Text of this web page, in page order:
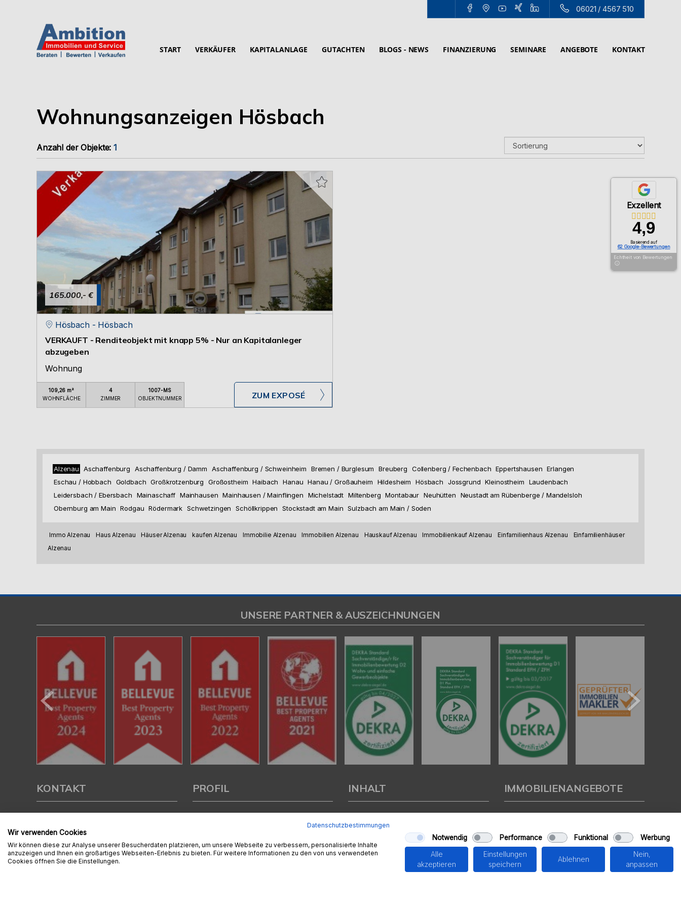
06021 / 4567 510
START VERKÄUFER KAPITALANLAGE GUTACHTEN BLOGS - NEWS FINANZIERUNG SEMINARE ANGEBOTE KONTAKT
Wohnungsanzeigen Hösbach
Anzahl derObjekte:1
165.000,- €
Hösbach - Hösbach
VERKAUFT - Renditeobjekt mit knapp 5% - Nur an Kapitalanleger
abzugeben
Wohnung
109,26 m²
WOHNFLÄCHE
4
ZIMMER
1007-MS
OBJEKTNUMMER
ZUM EXPOSÉ
Alzenau Aschaffenburg Aschaffenburg / Damm Aschaffenburg / Schweinheim Bremen / Burglesum Breuberg Collenberg / Fechenbach Eppertshausen Erlangen
Eschau / Hobbach
Goldbach Großkrotzenburg Großostheim Haibach Hanau Hanau / Großauheim Hildesheim Hösbach Jossgrund Kleinostheim
Laudenbach
Leidersbach / Ebersbach
Mainaschaff Mainhausen Mainhausen / Mainflingen Michelstadt Miltenberg Montabaur Neuhütten
Neustadt am Rübenberge / Mandelsloh
Obernburg am Main Rodgau Rödermark Schwetzingen Schöllkrippen Stockstadt am Main Sulzbach am Main / Soden
Immo Alzenau Haus Alzenau Häuser Alzenau kaufen Alzenau Immobilie Alzenau Immobilien Alzenau Hauskauf Alzenau Immobilienkauf Alzenau Einfamilienhaus Alzenau
Einfamilienhäuser
Alzenau
Exzellent
4,9
Basierend auf
62 Google-Bewertungen
Echtheit von Bewertungen
UNSERE PARTNER & AUSZEICHNUNGEN
KONTAKT
Liebigstraße 2
63743 Aschaffenburg
PROFIL
stehen wir Ihnen beim
Immobilie zur Seite.
INHALT
Verkäufer
Kapitalanlage
Gutachten
Blogs - News
Finanzierung
IMMOBILIENANGEBOTE
Grundstücke
Mietangebote
Renditeobjekte
Gewerbeimmobilien
Datenschutzbestimmungen
Wir verwenden Cookies
Wir können diese zur Analyse unserer Besucherdaten platzieren, um unsere Webseite zu verbessern, personalisierte Inhalte
anzuzeigen und Ihnen ein großartiges Webseiten-Erlebnis zu bieten. Für weitere Informationen zu den von uns verwendeten
Cookies öffnen Sie die Einstellungen.
Notwendig Performance Funktional Werbung
Alle
akzeptieren
Einstellungen
speichern
Ablehnen
Nein,
anpassen